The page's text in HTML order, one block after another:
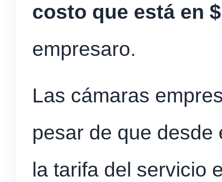
costo que está en
empresaro.
Las cámaras
pesar de que desde
la tarifa del servicio